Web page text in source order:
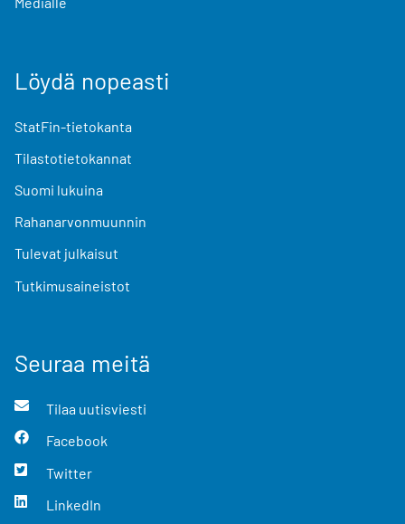
Löydä nopeasti
StatFin-tietokanta
Tilastotietokannat
Suomi lukuina
Rahanarvonmuunnin
Tulevat julkaisut
Tutkimusaineistot
Seuraa meitä
Tilaa uutisviesti
Facebook
Twitter
LinkedIn